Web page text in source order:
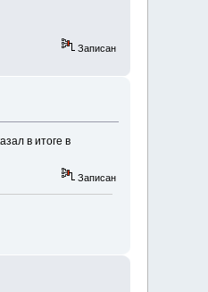
Записан
в итоге в
Записан